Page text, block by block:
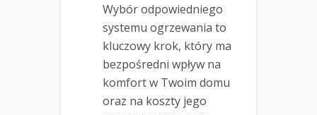
Wybór odpowiedniego
systemu ogrzewania to
kluczowy krok, który ma
bezpośredni wpływ na
komfort w Twoim domu
oraz na koszty jego